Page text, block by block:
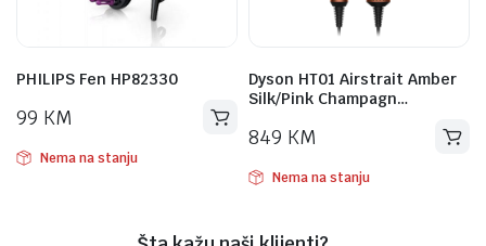
PHILIPS Fen HP82330
99 KM
Nema na stanju
Dyson HT01 Airstrait Amber
Silk/Pink Champagn…
849 KM
Nema na stanju